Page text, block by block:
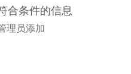
合条件的信息
理员添加